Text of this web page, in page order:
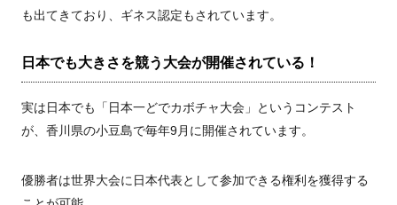
も出てきており、ギネス認定もされています。
日本でも大きさを競う大会が開催されている！
実は日本でも「日本一どでカボチャ大会」というコンテスト
が、香川県の小豆島で毎年9月に開催されています。
優勝者は世界大会に日本代表として参加できる権利を獲得する